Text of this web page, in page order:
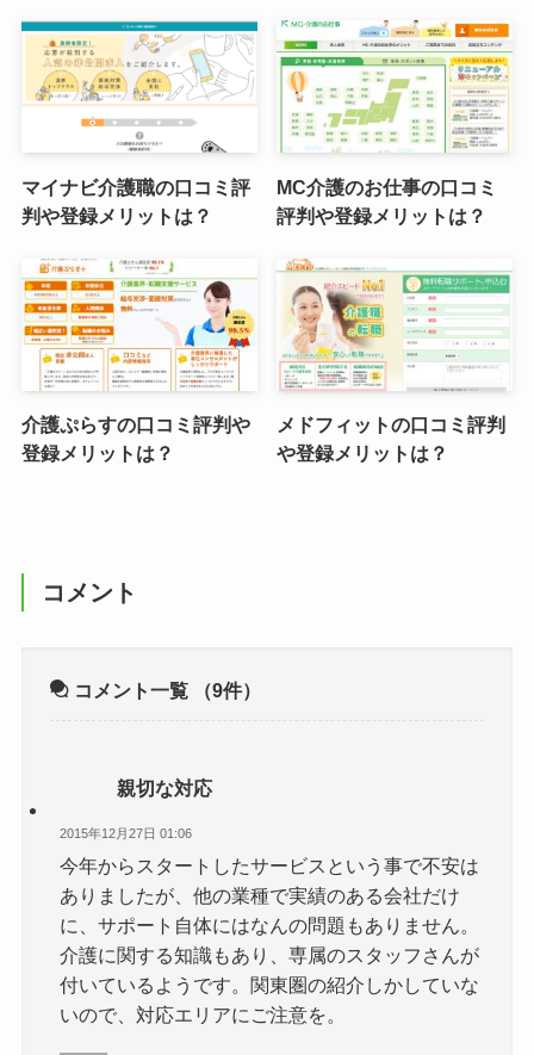
マイナビ介護職の口コミ評
判や登録メリットは？
MC介護のお仕事の口コミ
評判や登録メリットは？
介護ぷらすの口コミ評判や
登録メリットは？
メドフィットの口コミ評判
や登録メリットは？
コメント
コメント一覧 （9件）
親切な対応
2015年12月27日 01:06
今年からスタートしたサービスという事で不安は
ありましたが、他の業種で実績のある会社だけ
に、サポート自体にはなんの問題もありません。
介護に関する知識もあり、専属のスタッフさんが
付いているようです。関東圏の紹介しかしていな
いので、対応エリアにご注意を。